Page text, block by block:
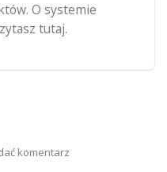
O systemie
tutaj.
komentarz